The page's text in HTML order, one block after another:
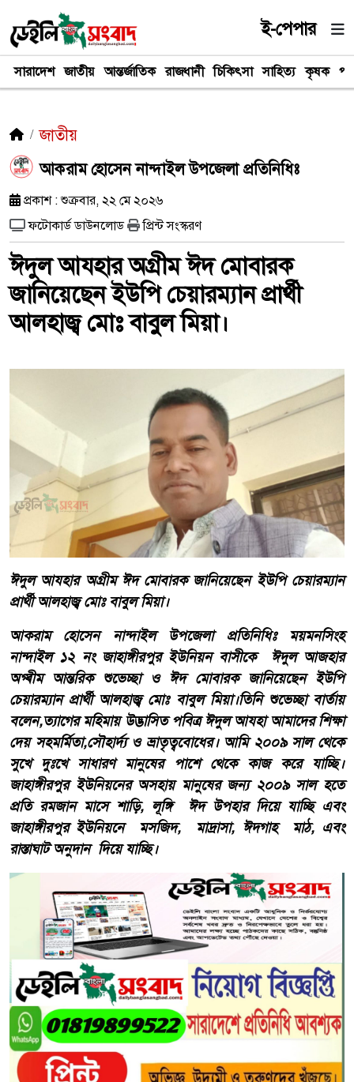
ই-পেপার
সারাদেশ জাতীয় আন্তর্জাতিক রাজধানী চিকিৎসা সাহিত্য কৃষক
জাতীয়
আকরাম হোসেন নান্দাইল উপজেলা প্রতিনিধিঃ
প্রকাশ : শুক্রবার, ২২ মে ২০২৬
ফটোকার্ড ডাউনলোড
প্রিন্ট সংস্করণ
ঈদুল আযহার অগ্রীম ঈদ মোবারক
জানিয়েছেন ইউপি চেয়ারম্যান প্রার্থী
আলহাজ্ব মোঃ বাবুল মিয়া।
ঈদুল আযহার অগ্রীম ঈদ মোবারক জানিয়েছেন ইউপি চেয়ারম্যান
প্রার্থী আলহাজ্ব মোঃ বাবুল মিয়া।
আকরাম হোসেন নান্দাইল উপজেলা প্রতিনিধিঃ ময়মনসিংহ
নান্দাইল ১২ নং জাহাঙ্গীরপুর ইউনিয়ন বাসীকে ঈদুল আজহার
অগ্ৰীম আন্তরিক শুভেচ্ছা ও ঈদ মোবারক জানিয়েছেন ইউপি
চেয়ারম্যান প্রার্থী আলহাজ্ব মোঃ বাবুল মিয়া।তিনি শুভেচ্ছা বার্তায়
বলেন,ত্যাগের মহিমায় উদ্ভাসিত পবিত্র ঈদুল আযহা আমাদের শিক্ষা
দেয় সহমর্মিতা,সৌহার্দ্য ও ভ্রাতৃত্ববোধের। আমি ২০০৯ সাল থেকে
সুখে দুঃখে সাধারণ মানুষের পাশে থেকে কাজ করে যাচ্ছি।
জাহাঙ্গীরপুর ইউনিয়নের অসহায় মানুষের জন্য ২০০৯ সাল হতে
প্রতি রমজান মাসে শাড়ি, লূঙ্গি ঈদ উপহার দিয়ে যাচ্ছি এবং
জাহাঙ্গীরপুর ইউনিয়নে মসজিদ, মাদ্রাসা, ঈদগাহ মাঠ, এবং
রাস্তাঘাট অনুদান দিয়ে যাচ্ছি।